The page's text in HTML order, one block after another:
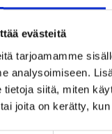
evästeitä
tarjoamamme
analysoimiseen.
tietoja siitä, miten
joita on kerätty,
tulevat?